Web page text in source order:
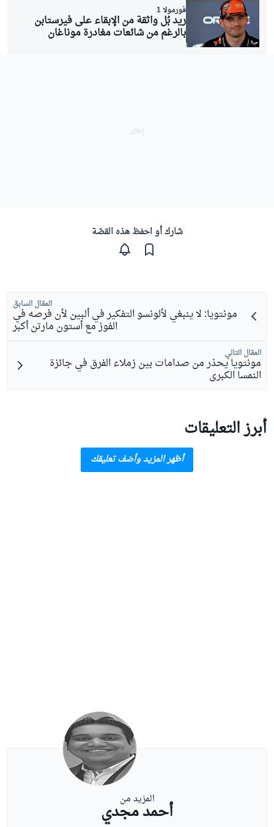
فورمولا 1
ريد بُل واثقة من الإبقاء على فيرستابن
بالرغم من شائعات مغادرة موناغان
شارك أو احفظ هذه القصّة
المقال السابق
مونتويا: لا ينبغي لألونسو التفكير في ألبين لأن فرصه في
الفوز مع أستون مارتن أكبر
المقال التالي
مونتويا يحذر من صدامات بين زملاء الفرق في جائزة
النمسا الكبرى
أبرز التعليقات
أظهر المزيد وأضف تعليقك
المزيد من
أحمد مجدي